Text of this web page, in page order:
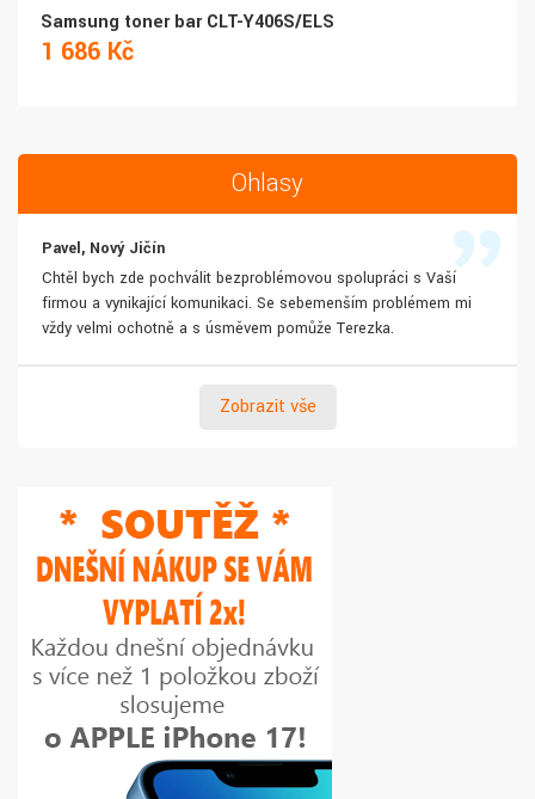
Samsung toner bar CLT-Y406S/ELS
1 686 Kč
Ohlasy
Pavel, Nový Jičín
Chtěl bych zde pochválit bezproblémovou spolupráci s Vaší
firmou a vynikající komunikaci. Se sebemenším problémem mi
vždy velmi ochotně a s úsměvem pomůže Terezka.
Zobrazit vše